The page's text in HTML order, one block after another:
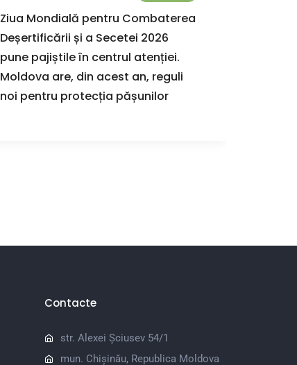
Ziua Mondială pentru Combaterea
Deșertificării și a Secetei 2026
pune pajiștile în centrul atenției.
Moldova are, din acest an, reguli
noi pentru protecția pășunilor
Contacte
str. Alexei Șciusev 54/1
mun. Chișinău, Republica Moldova